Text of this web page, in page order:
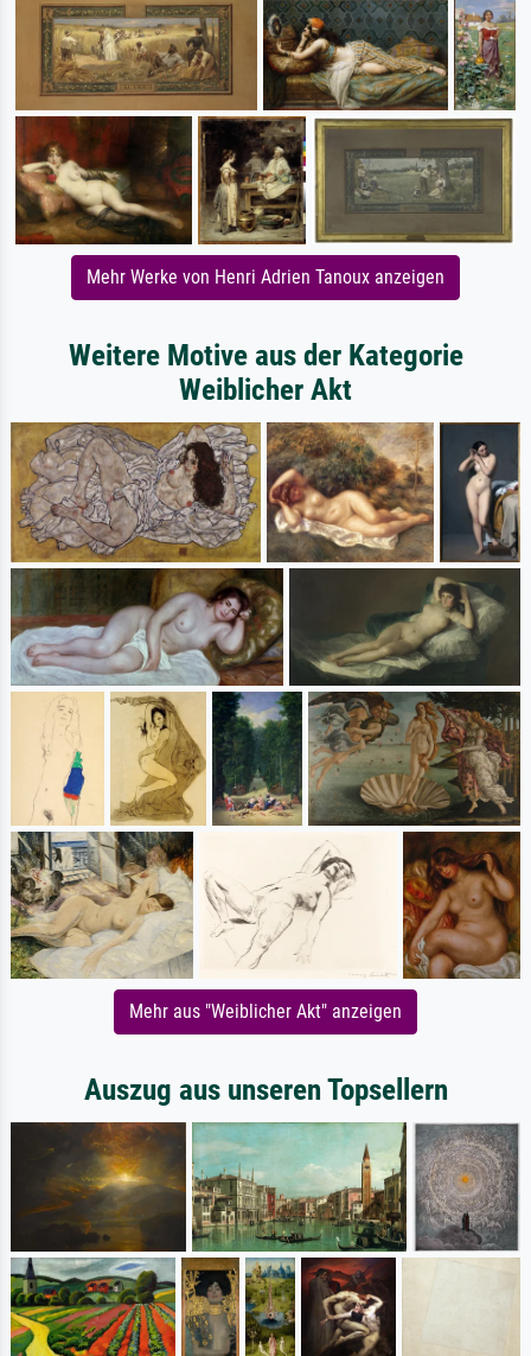
Mehr Werke von Henri Adrien Tanoux anzeigen
Weitere Motive aus der Kategorie
Weiblicher Akt
Mehr aus "Weiblicher Akt" anzeigen
Auszug aus unseren Topsellern